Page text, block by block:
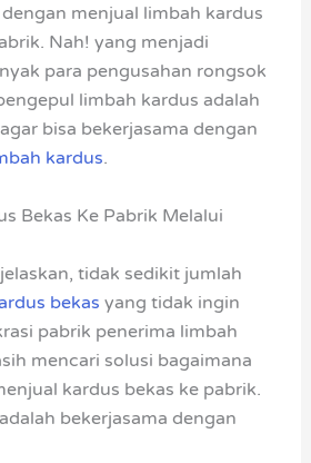
menjual limbah kardus
Nah! yang menjadi
para pengusahan rongsok
limbah kardus adalah
bisa bekerjasama dengan
kardus.
Bekas Ke Pabrik Melalui
tidak sedikit jumlah
bekas yang tidak ingin
pabrik penerima limbah
mencari solusi bagaimana
kardus bekas ke pabrik.
bekerjasama dengan